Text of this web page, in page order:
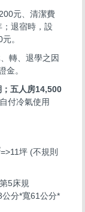
元、清潔費
退宿時，設
。
、退學之因
金。
五人房14,500
付冷氣使用
=>11坪 (不規則
5床規
分*寬61公分*